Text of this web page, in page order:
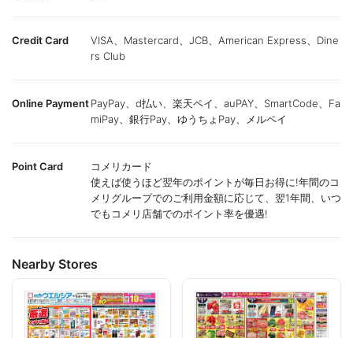
Credit Card
VISA、Mastercard、JCB、American Express、Dine
rs Club
Online PaymentPayPay、d払い、楽天ペイ、auPAY、SmartCode、Fa
miPay、銀行Pay、ゆうちょPay、メルペイ
Point Card
コメリカード
使えば使うほど翌年のポイントが毎日お得に!年間のコ
メリグループでのご利用金額に応じて、翌1年間、いつ
でもコメリ店舗でのポイント率を優遇!
Nearby Stores